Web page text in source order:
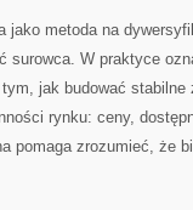
jako metoda na
surowca. W praktyce
jak budować stabilne
rynku: ceny,
pomaga zrozumieć, że